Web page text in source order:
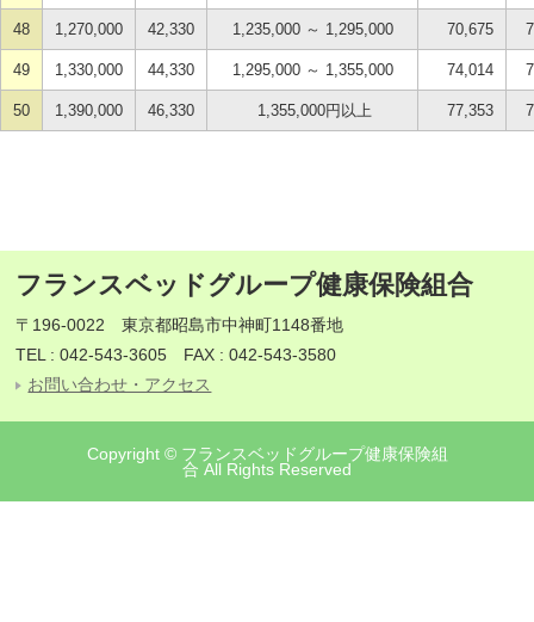
48 1,270,000 42,330 1,235,000 ～ 1,295,000 70,675
49 1,330,000 44,330 1,295,000 ～ 1,355,000 74,014
50 1,390,000 46,330 1,355,000円以上 77,353
フランスベッドグループ健康保険組合
〒196-0022 東京都昭島市中神町1148番地
TEL : 042-543-3605 FAX : 042-543-3580
お問い合わせ・アクセス
Copyright © フランスベッドグループ健康保険組
合 All Rights Reserved